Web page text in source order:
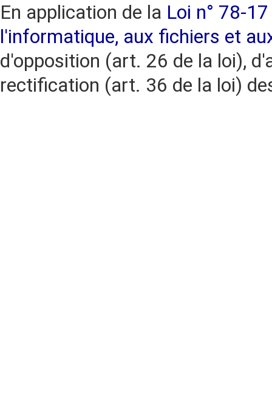
En application de la Loi n° 78-
l'informatique, aux fichiers et
d'opposition (art. 26 de la loi),
rectification (art. 36 de la loi)